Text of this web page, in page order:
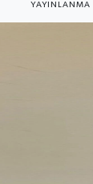
YAYINLANMA